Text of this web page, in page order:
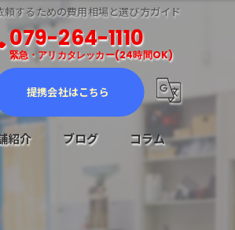
するための費用相場と選び方ガイド
079-264-1110
緊急・アリカタレッカー(24時間OK)
提携会社はこちら
紹介 ブログ コラム